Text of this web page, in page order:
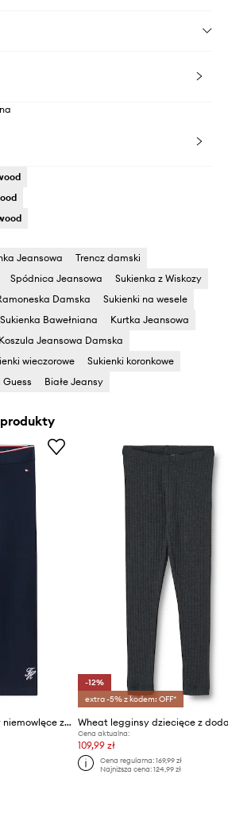
Jeansowa
Trencz damski
Spódnica Jeansowa
Sukienka z Wiskozy
Damska
Sukienki na wesele
Sukienka Bawełniana
Kurtka Jeansowa
Koszula Jeansowa Damska
wieczorowe
Sukienki koronkowe
Guess Białe Jeansy
Tommy Hilfiger legginsy niemowlęce z bawełną
-12%
extra -5% z kodem: OFF*
Cena aktualna:
109,99 zł
Cena regularna: 169,99 zł
Najniższa cena: 124,99 zł